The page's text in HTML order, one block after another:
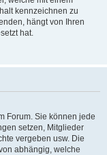
kennzeichnen zu
hängt von Ihren
hat.
Forum. Sie können jede
setzen, Mitglieder
vergeben usw. Die
abhängig, welche